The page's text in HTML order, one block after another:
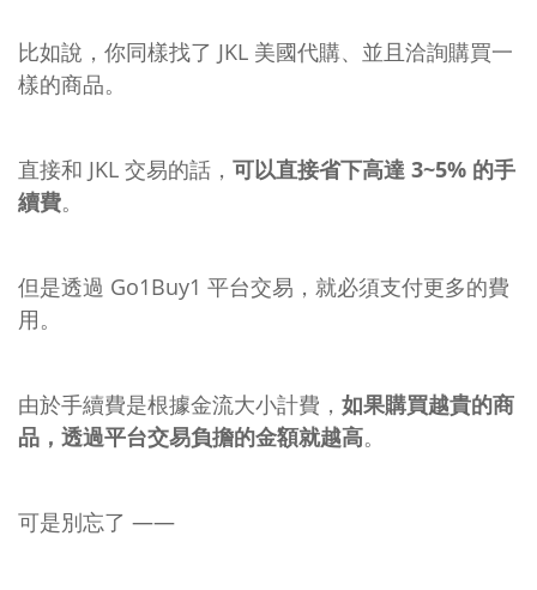
比如說，你同樣找了 JKL 美國代購、並且洽詢購買一
樣的商品。
直接和 JKL 交易的話， 可以直接省下高達 3~5% 的手
續費。
但是透過 Go1Buy1 平台交易，就必須支付更多的費
用。
由於手續費是根據金流大小計費， 如果購買越貴的商
品，透過平台交易負擔的金額就越高。
可是別忘了 ——